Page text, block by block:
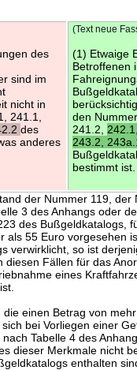
des
sind im
nicht in
241.1,
des
anderes
(Text neue
(1) Etwaige
Betroffenen
den
241.2,
243.2,
bestimmt ist.
der Nummer 119, der
3 des Anhangs oder
des Bußgeldkatalogs,
als 55 Euro vorgesehen
verwirklicht, so ist
diesen Fällen für das
eines
einen Betrag von
bei Vorliegen einer
Tabelle 4 des
dieser Merkmale nicht
enthalten